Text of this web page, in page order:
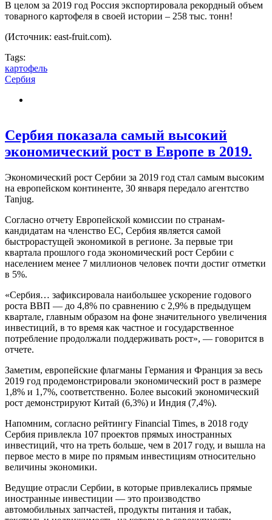
В целом за 2019 год Россия экспортировала рекордный объем
товарного картофеля в своей истории – 258 тыс. тонн!
(Источник: east-fruit.com).
Tags:
картофель
Сербия
Сербия показала самый высокий
экономический рост в Европе в 2019.
Экономический рост Сербии за 2019 год стал самым высоким
на европейском континенте, 30 января передало агентство
Tanjug.
Согласно отчету Европейской комиссии по странам-
кандидатам на членство ЕС, Сербия является самой
быстрорастущей экономикой в регионе. За первые три
квартала прошлого года экономический рост Сербии с
населением менее 7 миллионов человек почти достиг отметки
в 5%.
«Сербия… зафиксировала наибольшее ускорение годового
роста ВВП — до 4,8% по сравнению с 2,9% в предыдущем
квартале, главным образом на фоне значительного увеличения
инвестиций, в то время как частное и государственное
потребление продолжали поддерживать рост», — говорится в
отчете.
Заметим, европейские флагманы Германия и Франция за весь
2019 год продемонстрировали экономический рост в размере
1,8% и 1,7%, соответственно. Более высокий экономический
рост демонстрируют Китай (6,3%) и Индия (7,4%).
Напомним, согласно рейтингу Financial Times, в 2018 году
Сербия привлекла 107 проектов прямых иностранных
инвестиций, что на треть больше, чем в 2017 году, и вышла на
первое место в мире по прямым инвестициям относительно
величины экономики.
Ведущие отрасли Сербии, в которые привлекались прямые
иностранные инвестиции — это производство
автомобильных запчастей, продукты питания и табак,